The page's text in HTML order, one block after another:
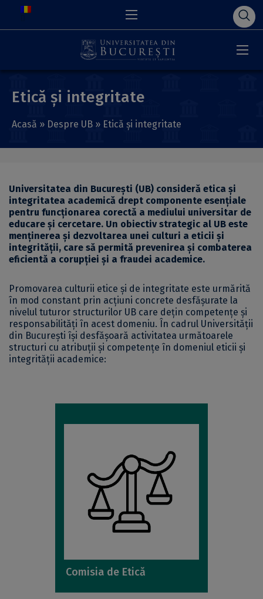
Etică și integritate
Acasă » Despre UB » Etică și integritate
Universitatea din București (UB) consideră etica și
integritatea academică drept componente esențiale
pentru funcționarea corectă a mediului universitar de
educare și cercetare. Un obiectiv strategic al UB este
menținerea și dezvoltarea unei culturi a eticii și
integrității, care să permită prevenirea și combaterea
eficientă a corupției și a fraudei academice.
Promovarea culturii etice și de integritate este urmărită
în mod constant prin acțiuni concrete desfășurate la
nivelul tuturor structurilor UB care dețin competențe și
responsabilități în acest domeniu. În cadrul Universității
din București își desfășoară activitatea următoarele
structuri cu atribuții și competențe în domeniul eticii și
integrității academice:
Comisia de Etică